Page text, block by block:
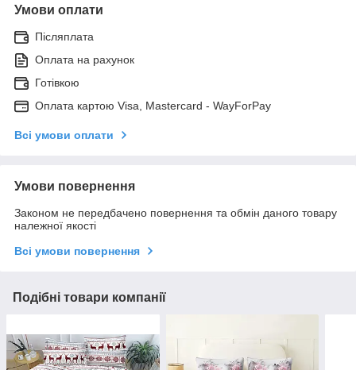
Умови оплати
Післяплата
Оплата на рахунок
Готівкою
Оплата картою Visa, Mastercard - WayForPay
Всі умови оплати
Умови повернення
Законом не передбачено повернення та обмін даного товару
належної якості
Всі умови повернення
Подібні товари компанії